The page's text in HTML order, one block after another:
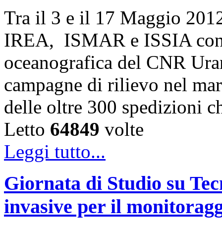
Tra il 3 e il 17 Maggio
IREA, ISMAR e ISSIA
oceanografica del CNR
campagne di rilievo nel
delle oltre 300 spedizioni
Letto 64849 volte
Leggi tutto...
Giornata di Studio su
invasive per il